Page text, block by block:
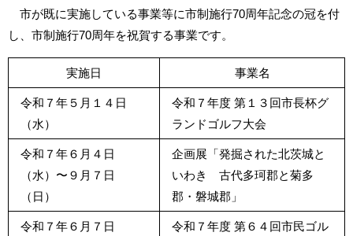
市が既に実施している事業等に市制施行70周年記念の冠を付
し、市制施行70周年を祝賀する事業です。
実施日 事業名
令和７年５月１４日
（水）
令和７年度 第１３回市長杯グ
ランドゴルフ大会
令和７年６月４日
（水）〜９月７日
（日）
企画展「発掘された北茨城と
いわき 古代多珂郡と菊多
郡・磐城郡」
令和７年６月７日
令和７年度 第６４回市民ゴル